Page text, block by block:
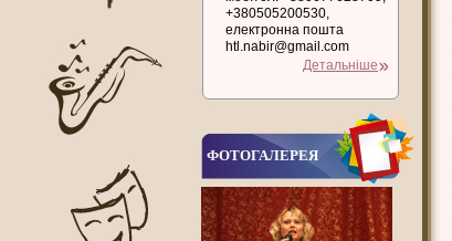
+380505200530,
електронна пошта
htl.nabir@gmail.com
Детальніше
ФОТОГАЛЕРЕЯ